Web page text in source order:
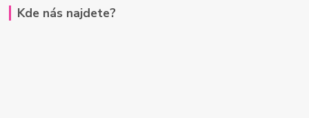
Kde nás najdete?